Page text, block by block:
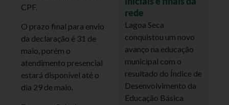
CPF.
O prazo final para envio
da declaração é 31 de
maio, porém o
atendimento presencial
estará disponível até o
dia 29 de maio.
rede
Lagoa Seca
conquistou um novo
avanço na educação
municipal com o
resultado do Índice de
Desenvolvimento da
Educação Básica